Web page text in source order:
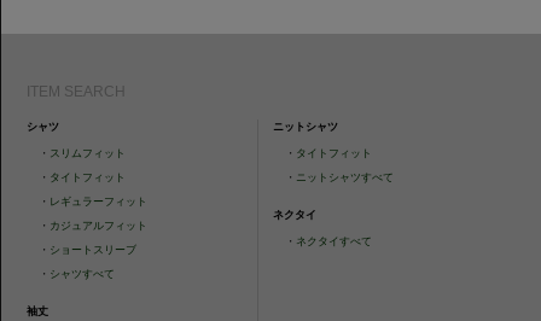
ITEM SEARCH
シャツ
・ スリムフィット
・ タイトフィット
・ レギュラーフィット
・ カジュアルフィット
・ ショートスリーブ
・ シャツすべて
袖丈
ニットシャツ
・ タイトフィット
・ ニットシャツすべて
ネクタイ
・ ネクタイすべて